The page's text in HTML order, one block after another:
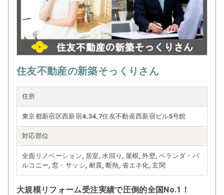
住友不動産の新築そっくりさん
住所
東京都新宿区西新宿4₋34₋7住友不動産西新宿ビル5号館
対応部位
全面リノベーション, 居室, 水回り, 屋根, 外壁, ベランダ・バ
ルコニー, 窓・サッシ, 耐震, 断熱, 省エネ化, 玄関
大規模リフォーム受注実績で圧倒的全国No.1！